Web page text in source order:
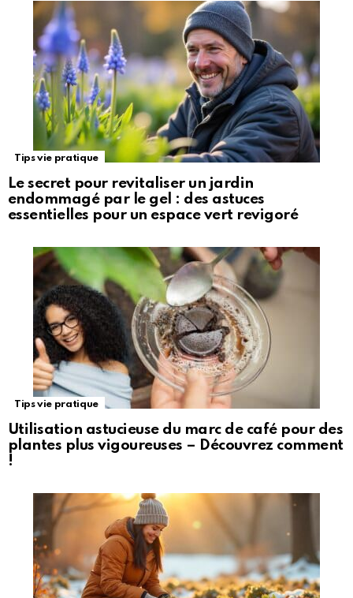
Tips vie pratique
Le secret pour revitaliser un jardin
endommagé par le gel : des astuces
essentielles pour un espace vert revigoré
Tips vie pratique
Utilisation astucieuse du marc de café pour des
plantes plus vigoureuses – Découvrez comment
!